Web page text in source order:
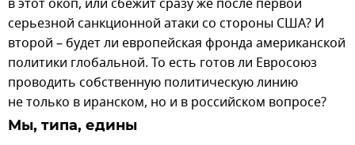
в этот окоп, или сбежит сразу же после первой
серьезной санкционной атаки со стороны США? И
второй – будет ли европейская фронда американской
политики глобальной. То есть готов ли Евросоюз
проводить собственную политическую линию
не только в иранском, но и в российском вопросе?
Мы, типа, едины